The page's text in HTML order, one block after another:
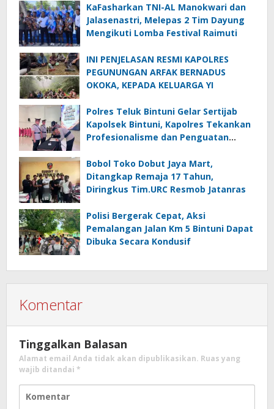
KaFasharkan TNI-AL Manokwari dan
Jalasenastri, Melepas 2 Tim Dayung
Mengikuti Lomba Festival Raimuti
INI PENJELASAN RESMI KAPOLRES
PEGUNUNGAN ARFAK BERNADUS
OKOKA, KEPADA KELUARGA YI
Polres Teluk Bintuni Gelar Sertijab
Kapolsek Bintuni, Kapolres Tekankan
Profesionalisme dan Penguatan
Bobol Toko Dobut Jaya Mart,
Ditangkap Remaja 17 Tahun,
Diringkus Tim.URC Resmob Jatanras
Polisi Bergerak Cepat, Aksi
Pemalangan Jalan Km 5 Bintuni Dapat
Dibuka Secara Kondusif
Komentar
Tinggalkan Balasan
Alamat email Anda tidak akan dipublikasikan. Ruas yang
wajib ditandai *